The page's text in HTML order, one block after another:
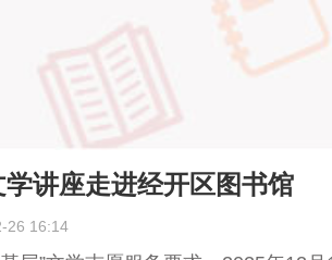
讲座走进经开区图书馆
26 16:14